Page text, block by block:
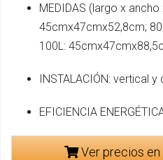
MEDIDAS (largo x ancho
45cmx47cmx52,8cm;
100L:
INSTALACIÓN: vertical
EFICIENCIA
Ver precios en